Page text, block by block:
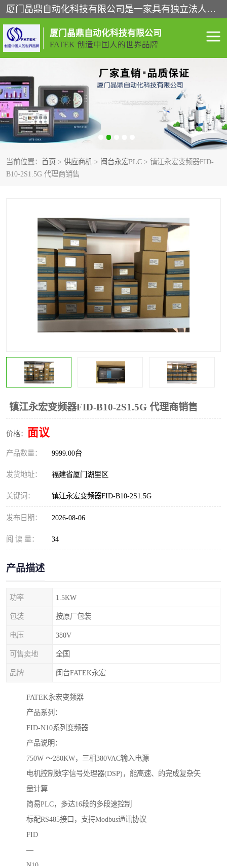
厦门晶鼎自动化科技有限公司是一家具有独立法人资格的高新技术企业；代理销售的产品有台湾威纶触摸屏，魏德米勒全系列，永宏触摸屏,威纶触摸屏,台湾威纶weinview触摸屏,台湾永宏PLC，FATEK,永宏伺服,图儿克总线，施耐德，欧姆龙，西门子，富士变频，K&N蓝系列， BUSSMANN，松下变频器，丹佛斯变频器等。
厦门晶鼎自动化科技有限公司
FATEK 创造中国人的世界品牌
当前位置： 首页 > 供应商机 > 闽台永宏PLC > 镇江永宏变频器FID-
B10-2S1.5G 代理商销售
镇江永宏变频器FID-B10-2S1.5G 代理商销售
价格： 面议
产品数量： 9999.00台
发货地址： 福建省厦门湖里区
关键词： 镇江永宏变频器FID-B10-2S1.5G
发布日期： 2026-08-06
阅 读 量： 34
产品描述
功率 1.5KW
包装 按原厂包装
电压 380V
可售卖地 全国
品牌 闽台FATEK永宏
FATEK永宏变频器
产品系列：
FID-N10系列变频器
产品说明：
750W ～280KW，三相380VAC输入电源
电机控制数字信号处理器(DSP)，能高速、的完成复杂矢
量计算
简易PLC，多达16段的多段速控制
标配RS485接口，支持Modbus通讯协议
FID
—
闽台永宏PLC WEINVIEW闽台威纶触摸
正弦变频器正弦伺服 魏德米勒接线端子
ABB电流开关 魏德米勒电源
丹佛斯变频器 MOXA通讯模块
其他
安士能开关
克罗地亚 普洛菲斯触摸屏
魏德米勒继电器 施迈赛限位开关